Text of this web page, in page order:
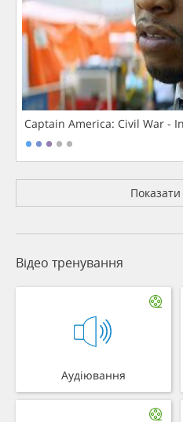
Captain America: Civil War -
Відео тренування
Аудіювання